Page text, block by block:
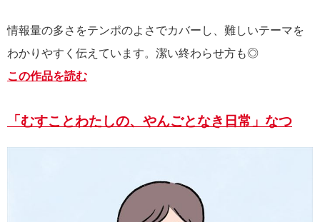
情報量の多さをテンポのよさでカバーし、難しいテーマを
わかりやすく伝えています。潔い終わらせ方も◎
この作品を読む
「むすことわたしの、やんごとなき日常」なつ